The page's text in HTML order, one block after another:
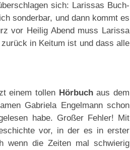
sich: Larissas Buch-
sonderbar, und dann kommt es
vor Heilig Abend muss Larissa
in Keitum ist und dass alle
einem tollen Hörbuchaus dem
Gabriela Engelmann schon
habe. Großer Fehler! Mit
vor, in der es in erster
wenn die Zeiten mal schwierig